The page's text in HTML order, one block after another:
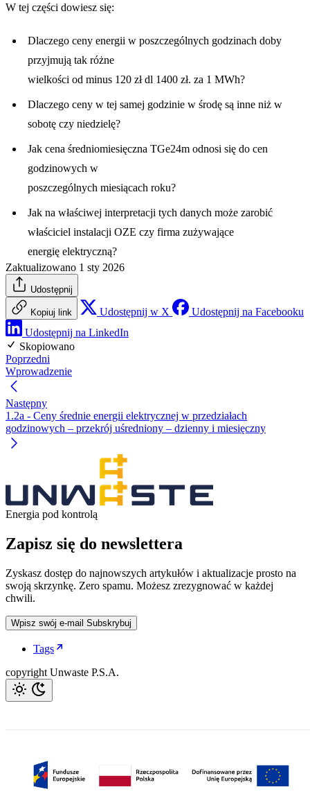
W tej części dowiesz się:
Dlaczego ceny energii w poszczególnych godzinach doby
przyjmują tak różne
wielkości od minus 120 zł dl 1400 zł. za 1 MWh?
Dlaczego ceny w tej samej godzinie w środę są inne niż w
sobotę czy niedzielę?
Jak cena średniomiesięczna TGe24m odnosi się do cen
godzinowych w
poszczególnych miesiącach roku?
Jak na właściwej interpretacji tych danych może zarobić
właściciel instalacji OZE czy firma zużywające
energię elektryczną?
Zaktualizowano 1 sty 2026
Udostępnij
Kopiuj link Udostępnij w X
Udostępnij na Facebooku
Udostępnij na LinkedIn
Skopiowano
Poprzedni
Wprowadzenie
Następny
1.2a - Ceny średnie energii elektrycznej w przedziałach
godzinowych – przekrój uśredniony – dzienny i miesięczny
Energia pod kontrolą
Zapisz się do newslettera
Zyskasz dostęp do najnowszych artykułów i aktualizacje prosto na
swoją skrzynkę. Zero spamu. Możesz zrezygnować w każdej
chwili.
Wpisz swój e-mail Subskrybuj
Tags
copyright Unwaste P.S.A.